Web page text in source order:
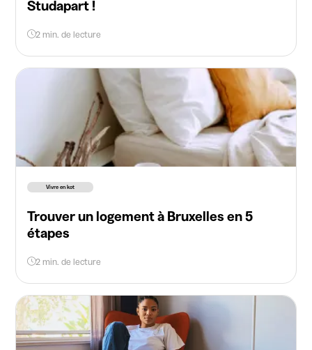
Studapart !
2 min. de lecture
Vivre en kot
Trouver un logement à Bruxelles en 5
étapes
2 min. de lecture